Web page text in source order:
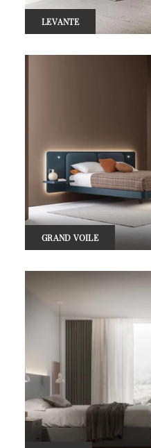
LEVANTE
GRAND VOILE